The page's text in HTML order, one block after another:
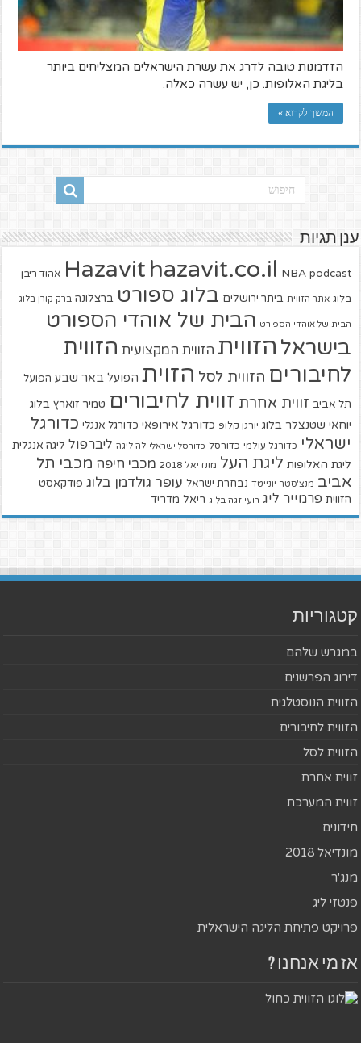
הזדמנות טובה לדרג את עשרת הישראלים המצליחים ביותר
בליגת האלופות. כן, יש עשרה כאלה.
המשך לקרוא »
ענן תגיות
Hazavit hazavit.co.il NBA podcast אהוד ריבן
בלוג אתר הזווית ביתר ירושלים בלוג ספורט ברצלונה ברק קורן בלוג
הבית של אוהדי הספורט הבית של אוהדי הספורט
בישראל הזווית הזווית המקצועית הזווית
לחיבורים הזווית לסל הזוית הפועל באר שבע הפועל
תל אביב זווית אחרת זווית לחיבורים טמיר זוארץ בלוג
יוחאי שטנצלר בלוג יורגן קלופ כדורגל אירופאי כדורגל אנגלי כדורגל
ישראלי כדורגל עולמי כדורסל כדורסל ישראלי לה ליגה ליברפול ליגה אנגלית
ליגת האלופות ליגת העל מונדיאל 2018 מכבי חיפה מכבי תל
אביב מנצ'סטר יונייטד נבחרת ישראל עופר גולדמן בלוג פודקאסט
הזווית פרמייר ליג רועי זגה בלוג ריאל מדריד
קטגוריות
במגרש שלהם
דירוג הפרשנים
הזווית הנוסטלגית
הזווית לחיבורים
הזווית לסל
זווית אחרת
זווית המערכת
חידונים
מונדיאל 2018
מנג'ר
פנטזי ליג
פרויקט פתיחת הליגה הישראלית
אז מי אנחנו ?